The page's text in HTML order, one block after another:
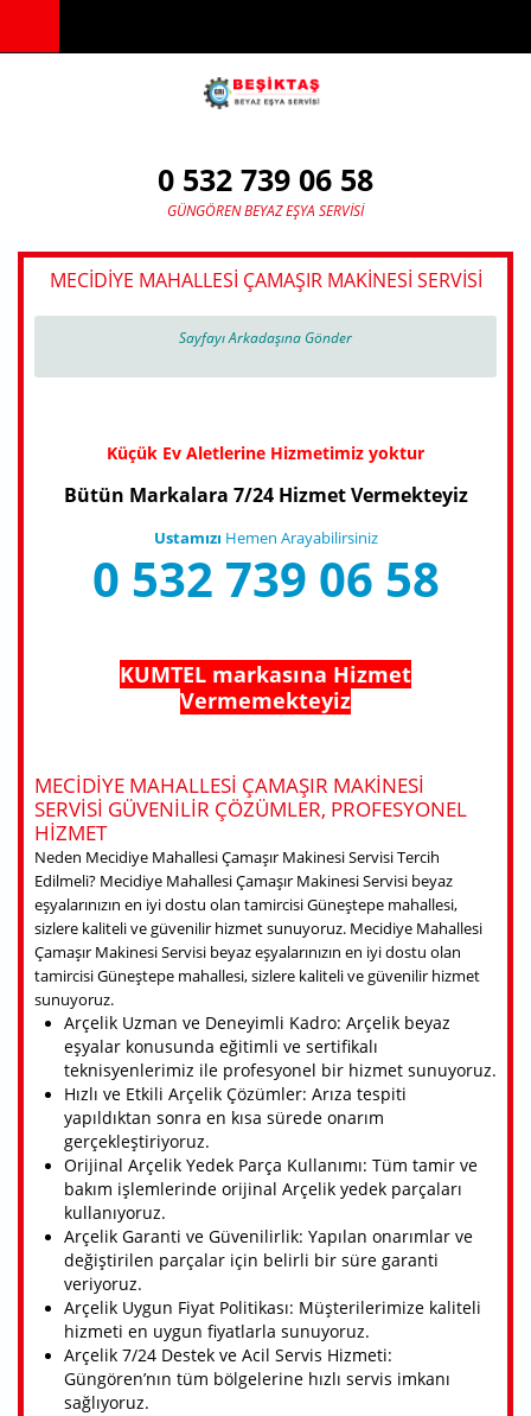
0 532 739 06 58
GÜNGÖREN BEYAZ EŞYA SERVISI
MECIDIYE MAHALLESI ÇAMAŞIR MAKINESI SERVISI
Sayfayı Arkadaşına Gönder
Küçük Ev Aletlerine Hizmetimiz yoktur
Bütün Markalara 7/24 Hizmet Vermekteyiz
Ustamızı Hemen Arayabilirsiniz
0 532 739 06 58
KUMTEL markasına Hizmet
Vermemekteyiz
MECIDIYE MAHALLESI ÇAMAŞIR MAKINESI
SERVISI GÜVENILIR ÇÖZÜMLER, PROFESYONEL
HIZMET
Neden Mecidiye Mahallesi Çamaşır Makinesi Servisi Tercih
Edilmeli? Mecidiye Mahallesi Çamaşır Makinesi Servisi beyaz
eşyalarınızın en iyi dostu olan tamircisi Güneştepe mahallesi,
sizlere kaliteli ve güvenilir hizmet sunuyoruz. Mecidiye Mahallesi
Çamaşır Makinesi Servisi beyaz eşyalarınızın en iyi dostu olan
tamircisi Güneştepe mahallesi, sizlere kaliteli ve güvenilir hizmet
sunuyoruz.
Arçelik Uzman ve Deneyimli Kadro: Arçelik beyaz
eşyalar konusunda eğitimli ve sertifikalı
teknisyenlerimiz ile profesyonel bir hizmet sunuyoruz.
Hızlı ve Etkili Arçelik Çözümler: Arıza tespiti
yapıldıktan sonra en kısa sürede onarım
gerçekleştiriyoruz.
Orijinal Arçelik Yedek Parça Kullanımı: Tüm tamir ve
bakım işlemlerinde orijinal Arçelik yedek parçaları
kullanıyoruz.
Arçelik Garanti ve Güvenilirlik: Yapılan onarımlar ve
değiştirilen parçalar için belirli bir süre garanti
veriyoruz.
Arçelik Uygun Fiyat Politikası: Müşterilerimize kaliteli
hizmeti en uygun fiyatlarla sunuyoruz.
Arçelik 7/24 Destek ve Acil Servis Hizmeti:
Güngören’nın tüm bölgelerine hızlı servis imkanı
sağlıyoruz.